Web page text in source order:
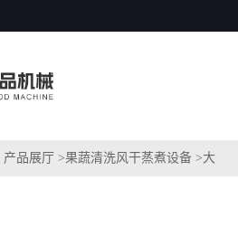
产品展厅 >果蔬清洗风干蒸煮设备 >大